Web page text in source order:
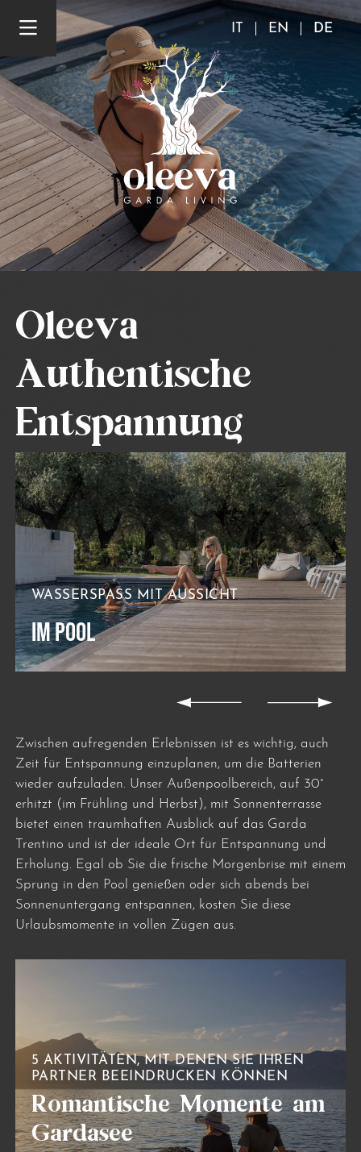
EN DE
Oleeva
Authentische
Entspannung
WASSERSPASS MIT AUSSICHT
IM POOL
Zwischen aufregenden Erlebnissen ist es wichtig, auch
Zeit für Entspannung einzuplanen, um die Batterien
wieder aufzuladen. Unser Außenpoolbereich, auf 30°
erhitzt (im Frühling und Herbst), mit Sonnenterrasse
bietet einen traumhaften Ausblick auf das Garda
Trentino und ist der ideale Ort für Entspannung und
Erholung. Egal ob Sie die frische Morgenbrise mit einem
Sprung in den Pool genießen oder sich abends bei
Sonnenuntergang entspannen, kosten Sie diese
Urlaubsmomente in vollen Zügen aus.
5 AKTIVITÄTEN, MIT DENEN SIE IHREN
PARTNER BEEINDRUCKEN KÖNNEN
Romantische Momente am
Gardasee